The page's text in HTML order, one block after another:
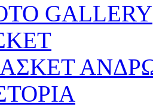
GALLERY